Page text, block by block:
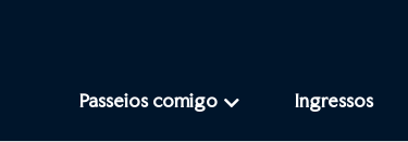
Passeios comigo Ingressos